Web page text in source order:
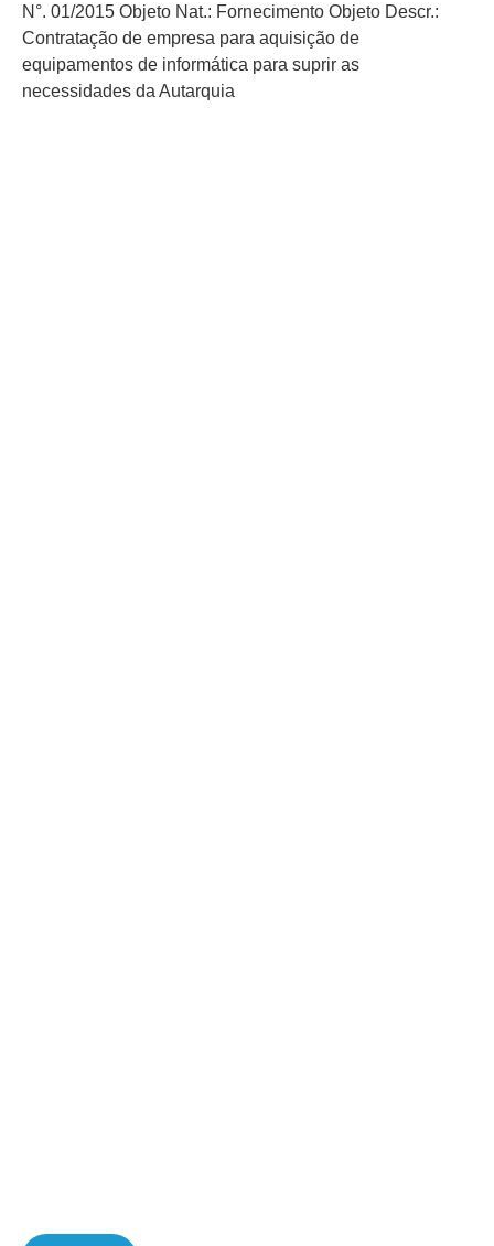
N°. 01/2015 Objeto Nat.: Fornecimento Objeto Descr.:
Contratação de empresa para aquisição de
equipamentos de informática para suprir as
necessidades da Autarquia